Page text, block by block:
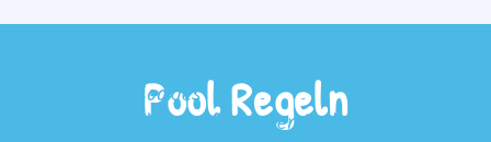
Pool Regeln
Wir benutzen Cookies
Wir nutzen Cookies auf unserer Website. Einige von